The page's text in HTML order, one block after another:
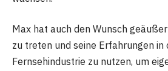
Max hat auch den Wunsch
zu treten und seine Erfahrungen in
Fernsehindustrie zu nutzen, um